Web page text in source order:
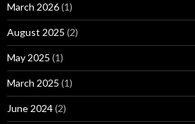
March 2026(1)
August 2025 (2)
May 2025 (1)
March 2025 (1)
June 2024(2)